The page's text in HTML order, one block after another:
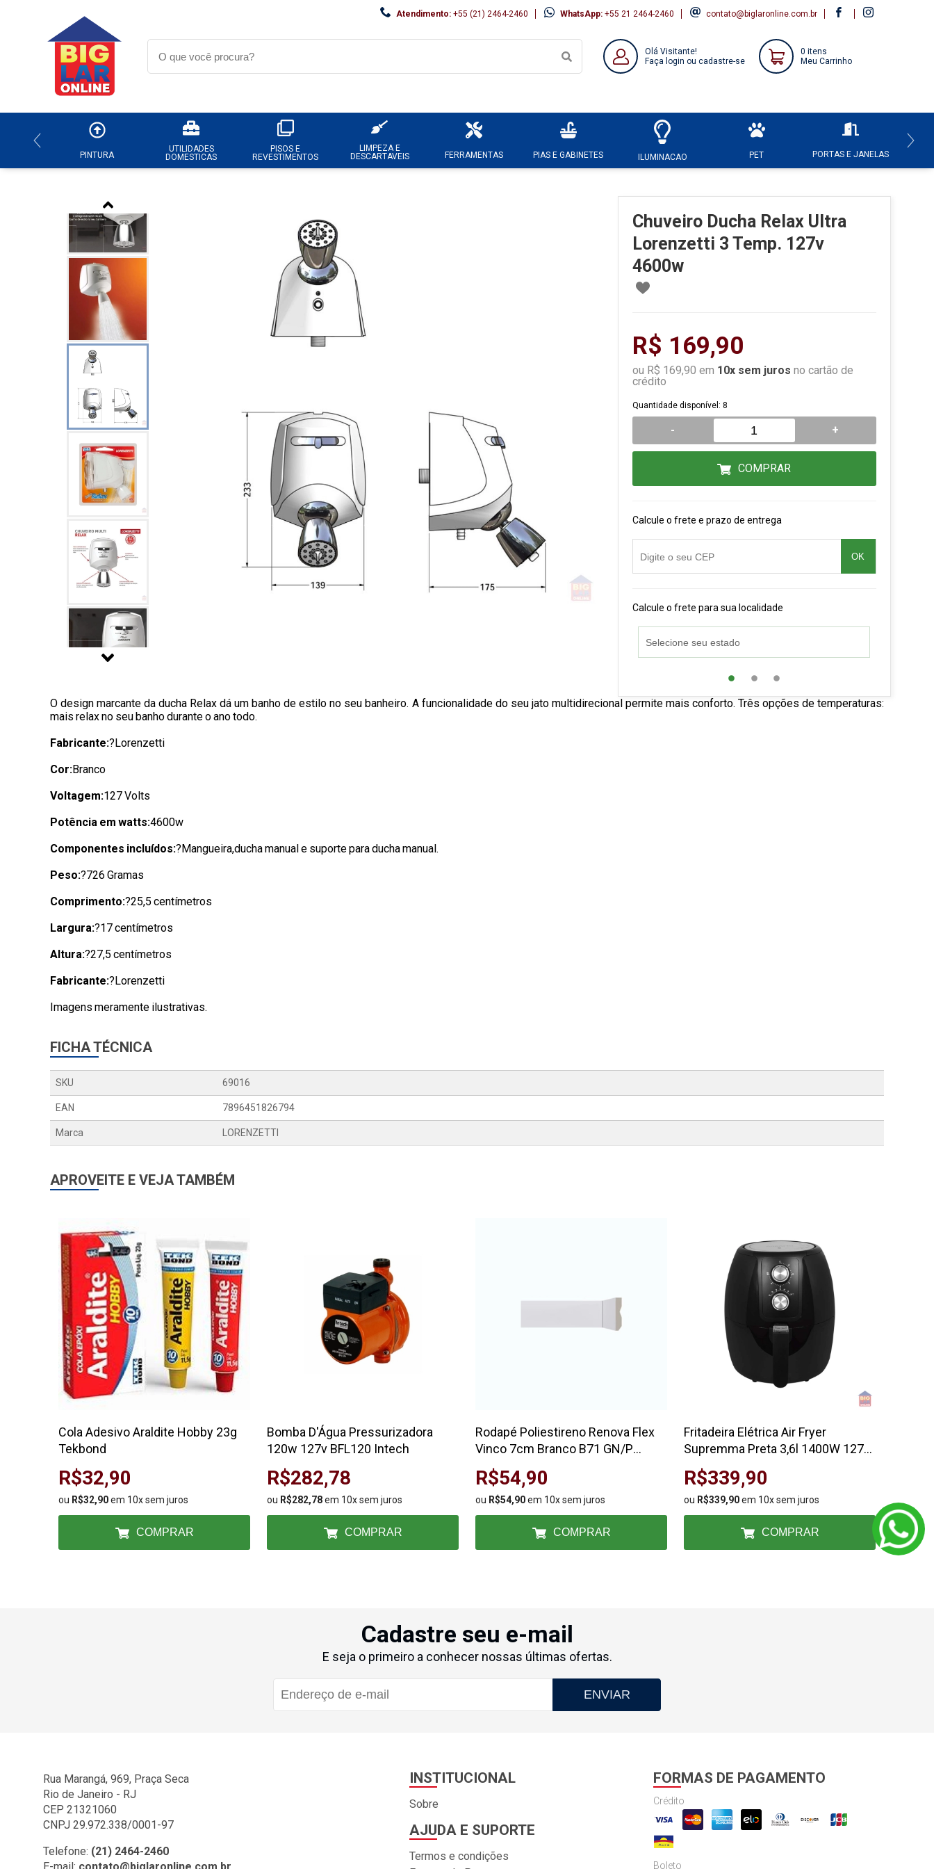
Atendimento: +55 (21) 2464-2460 WhatsApp: +55 21 2464-2460 contato@biglaronline.com.br
Olá Visitante!
Faça login ou cadastre-se
0 itens
Meu Carrinho
PINTURA
UTILIDADES
DOMESTICAS
PISOS E
REVESTIMENTOS
LIMPEZA E
DESCARTAVEIS
FERRAMENTAS PIAS E GABINETES ILUMINACAO PET PORTAS E JANELAS
Chuveiro Ducha Relax Ultra
Lorenzetti 3 Temp. 127v
4600w
R$ 169,90
ou R$ 169,90 em 10x sem juros no cartão de
crédito
Quantidade disponível: 8
- +
COMPRAR
Calcule o frete e prazo de entrega
OK
Calcule o frete para sua localidade
O design marcante da ducha Relax dá um banho de estilo no seu banheiro. A funcionalidade do seu jato multidirecional permite mais conforto. Três opções de temperaturas:
mais relax no seu banho durante o ano todo.
Fabricante:?Lorenzetti
Cor:Branco
Voltagem:127 Volts
Potência em watts:4600w
Componentes incluídos:?Mangueira,ducha manual e suporte para ducha manual.
Peso:?726 Gramas
Comprimento:?25,5 centímetros
Largura:?17 centímetros
Altura:?27,5 centímetros
Fabricante:?Lorenzetti
Imagens meramente ilustrativas.
FICHA TÉCNICA
SKU 69016
EAN 7896451826794
Marca LORENZETTI
APROVEITE E VEJA TAMBÉM
Cola Adesivo Araldite Hobby 23g
Tekbond
R$32,90
ou R$32,90em 10x sem juros
COMPRAR
Bomba D'Água Pressurizadora
120w 127v BFL120 Intech
R$282,78
ou R$282,78em 10x sem juros
COMPRAR
Rodapé Poliestireno Renova Flex
Vinco 7cm Branco B71 GN/P
Bellitas
R$54,90
ou R$54,90em 10x sem juros
COMPRAR
Fritadeira Elétrica Air Fryer
Supremma Preta 3,6l 1400W 127V
Agratto
R$339,90
ou R$339,90em 10x sem juros
COMPRAR
Cadastre seu e-mail
E seja o primeiro a conhecer nossas últimas ofertas.
ENVIAR
Rua Marangá, 969, Praça Seca
Rio de Janeiro - RJ
CEP 21321060
CNPJ 29.972.338/0001-97
Telefone: (21) 2464-2460
INSTITUCIONAL
Sobre
AJUDA E SUPORTE
Termos e condições
FORMAS DE PAGAMENTO
Crédito
Boleto